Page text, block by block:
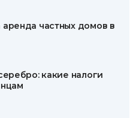
частных домов в
какие налоги